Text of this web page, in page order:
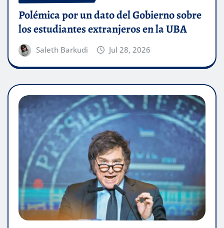
Polémica por un dato del Gobierno sobre
los estudiantes extranjeros en la UBA
Saleth Barkudi Jul 28, 2026